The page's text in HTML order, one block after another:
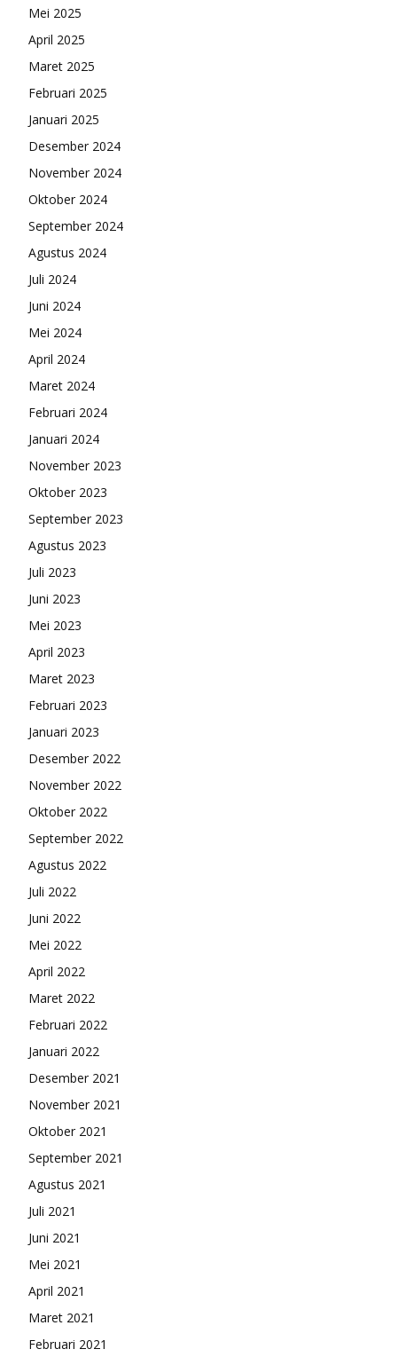
Mei 2025
April 2025
Maret 2025
Februari 2025
Januari 2025
Desember 2024
November 2024
Oktober 2024
September 2024
Agustus 2024
Juli 2024
Juni 2024
Mei 2024
April 2024
Maret 2024
Februari 2024
Januari 2024
November 2023
Oktober 2023
September 2023
Agustus 2023
Juli 2023
Juni 2023
Mei 2023
April 2023
Maret 2023
Februari 2023
Januari 2023
Desember 2022
November 2022
Oktober 2022
September 2022
Agustus 2022
Juli 2022
Juni 2022
Mei 2022
April 2022
Maret 2022
Februari 2022
Januari 2022
Desember 2021
November 2021
Oktober 2021
September 2021
Agustus 2021
Juli 2021
Juni 2021
Mei 2021
April 2021
Maret 2021
Februari 2021